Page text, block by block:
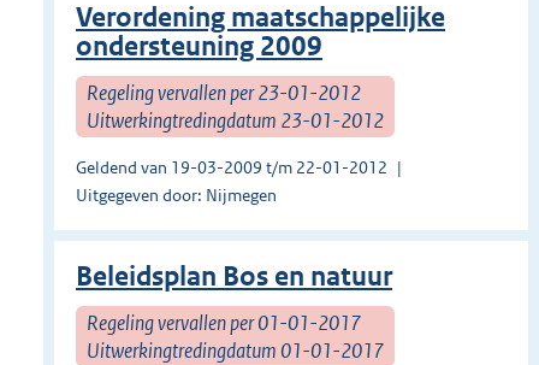
Verordening maatschappelijke
ondersteuning 2009
Regeling vervallen per 23-01-2012
Uitwerkingtredingdatum 23-01-2012
Geldend van 19-03-2009 t/m 22-01-2012
Uitgegeven door: Nijmegen
Beleidsplan Bos en natuur
Regeling vervallen per 01-01-2017
Uitwerkingtredingdatum 01-01-2017